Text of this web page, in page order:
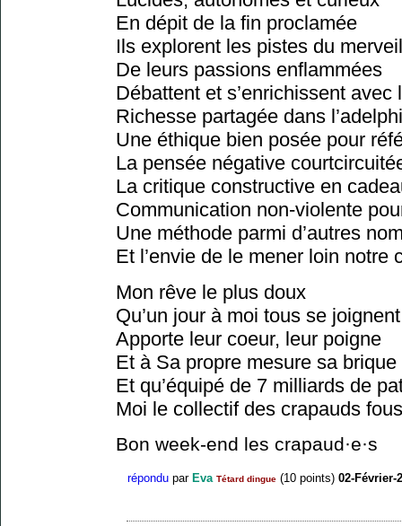
En dépit de la fin proclamée
Ils explorent les pistes du
De leurs passions enflammées
Débattent et s’enrichissent avec
Richesse partagée dans
Une éthique bien posée pour
La pensée négative
La critique constructive en
Communication non-violente
Une méthode parmi d’autres
Et l’envie de le mener loin notre
Mon rêve le plus doux
Qu’un jour à moi tous se joignent
Apporte leur coeur, leur poigne
Et à Sa propre mesure sa
Et qu’équipé de 7 milliards de
Moi le collectif des crapauds fous
Bon week-end les crapaud·e·s
répondu par Eva Tétard dingue (10 points) 02-Février-